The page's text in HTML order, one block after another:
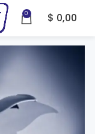
0 $ 0,00